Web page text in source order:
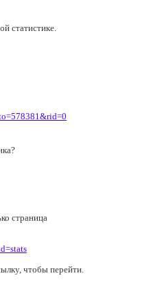
статистике.
страница
чтобы перейти.